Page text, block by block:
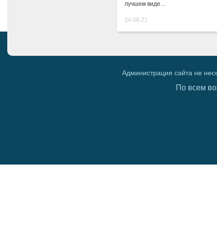
лучшем виде…
24.08.21
Администрация сайта не
По всем